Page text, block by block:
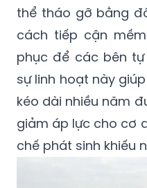
thể tháo gỡ bằng
cách tiếp cận
phục để các bên tự
sự linh hoạt này
kéo dài nhiều năm
giảm áp lực cho cơ
chế phát sinh khiếu